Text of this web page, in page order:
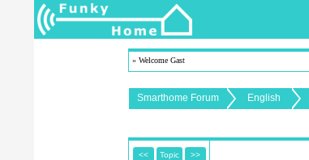
» Welcome Gast
Smarthome Forum English
<< Topic >>